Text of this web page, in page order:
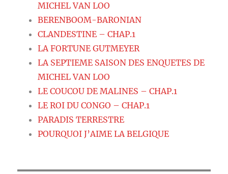
MICHEL VAN LOO
BERENBOOM-BARONIAN
CLANDESTINE – CHAP.1
LA FORTUNE GUTMEYER
LA SEPTIEME SAISON DES ENQUETES DE
MICHEL VAN LOO
LE COUCOU DE MALINES – CHAP.1
LE ROI DU CONGO – CHAP.1
PARADIS TERRESTRE
POURQUOI J’AIME LA BELGIQUE